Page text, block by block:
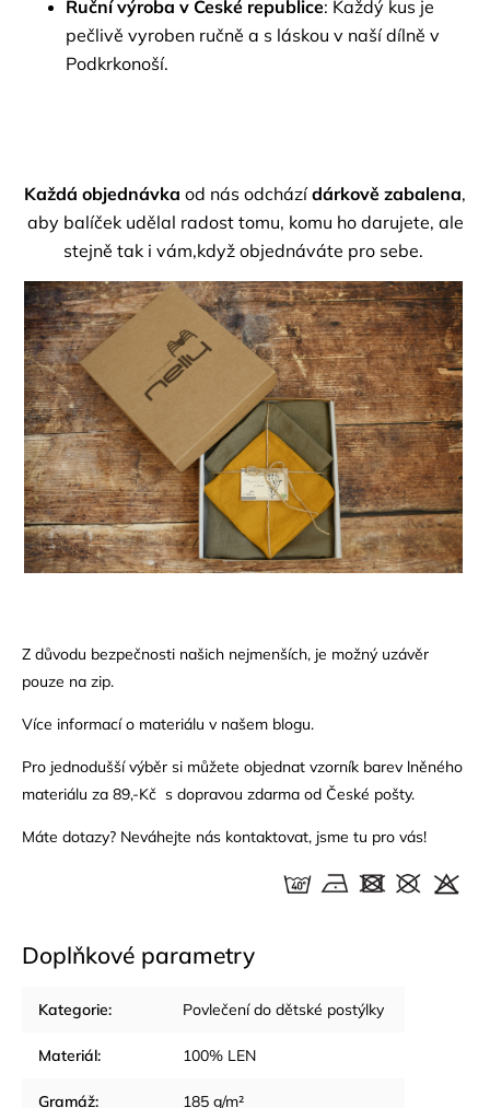
Ruční výroba v České republice: Každý kus je
pečlivě vyroben ručně a s láskou v naší dílně v
Podkrkonoší.
Každá objednávka od nás odcházídárkově zabalena,
aby balíček udělal radost tomu, komu ho darujete, ale
stejně tak i vám,když objednáváte pro sebe.
Z důvodu bezpečnosti našich nejmenších, je možný uzávěr
pouze na zip.
Více informací o materiálu v našem blogu.
Pro jednodušší výběr si můžete objednat vzorník barev lněného
materiálu za 89,-Kč s dopravou zdarma od České pošty.
Máte dotazy? Neváhejte nás kontaktovat, jsme tu pro vás!
Doplňkové parametry
Kategorie: Povlečení do dětské postýlky
Materiál: 100% LEN
Gramáž: 185 g/m²